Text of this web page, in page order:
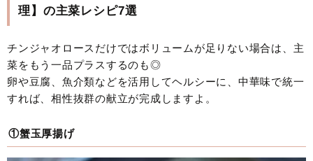
理】の主菜レシピ7選
チンジャオロースだけではボリュームが足りない場合は、主
菜をもう一品プラスするのも◎
卵や豆腐、魚介類などを活用してヘルシーに、中華味で統一
すれば、相性抜群の献立が完成しますよ。
①蟹玉厚揚げ